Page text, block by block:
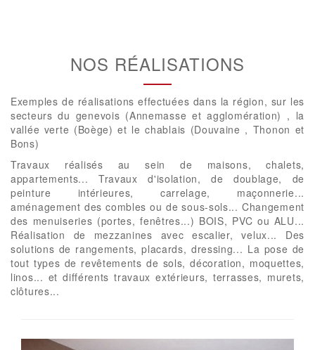
NOS RÉALISATIONS
Exemples de réalisations effectuées dans la région, sur les
secteurs du genevois (Annemasse et agglomération) , la
vallée verte (Boège) et le chablais (Douvaine , Thonon et
Bons)
Travaux réalisés au sein de maisons, chalets,
appartements... Travaux d'isolation, de doublage, de
peinture intérieures, carrelage, maçonnerie...
aménagement des combles ou de sous-sols... Changement
des menuiseries (portes, fenêtres...) BOIS, PVC ou ALU...
Réalisation de mezzanines avec escalier, velux... Des
solutions de rangements, placards, dressing... La pose de
tout types de revêtements de sols, décoration, moquettes,
linos... et différents travaux extérieurs, terrasses, murets,
clôtures...